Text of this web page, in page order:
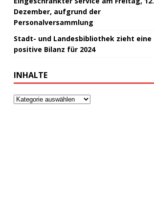
Dezember, aufgrund der
Personalversammlung
Stadt- und Landesbibliothek zieht eine
positive Bilanz für 2024
INHALTE